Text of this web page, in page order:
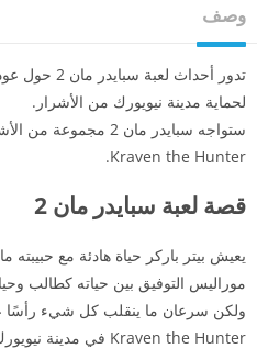
وصف
تدور أحداث
لحماية مدينة نيويورك من الأشرار.
Kraven the Hunter.
قصة لعبة سبايدر مان 2
يعيش بيتر باركر حياة هادئة مع حبيبته
موراليس التوفيق بين حياته كطالب
Kraven the Hunter في مدينة نيويورك.